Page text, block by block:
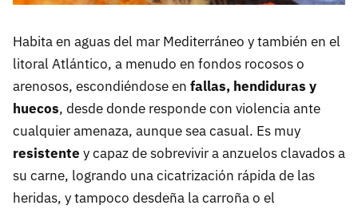
Habita en aguas del mar Mediterráneo y también en el
litoral Atlántico, a menudo en fondos rocosos o
arenosos, escondiéndose en fallas, hendiduras y
huecos, desde donde responde con violencia ante
cualquier amenaza, aunque sea casual. Es muy
resistente y capaz de sobrevivir a anzuelos clavados a
su carne, logrando una cicatrización rápida de las
heridas, y tampoco desdeña la carroña o el